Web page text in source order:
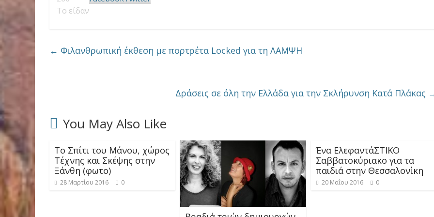
Το είδαν
← Φιλανθρωπική έκθεση με πορτρέτα Locked για τη ΛΑΜΨΗ
Δράσεις σε όλη την Ελλάδα για την Σκλήρυνση Κατά Πλάκας
You May Also Like
Το Σπίτι του Μάνου, χώρος
Τέχνης και Σκέψης στην
Ξάνθη (φωτο)
28 Μαρτίου 2016 0
Ένα ΕλεφαντάΣΤΙΚΟ
Σαββατοκύριακο για τα
παιδιά στην Θεσσαλονίκη
20 Μαΐου 2016 0